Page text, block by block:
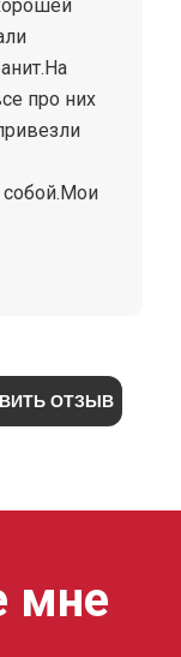
про них
собой.Мои
ОТЗЫВ
мне